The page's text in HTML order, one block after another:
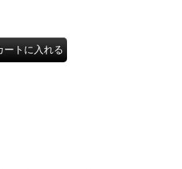
ートに入れる